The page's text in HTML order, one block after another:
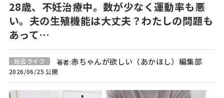
28歳、不妊治療中。数が少なく運動率も悪
い。夫の生殖機能は大丈夫？わたしの問題も
あって…
妊活ライフ 著者:赤ちゃんが欲しい（あかほし）編集部
2026/06/25 公開